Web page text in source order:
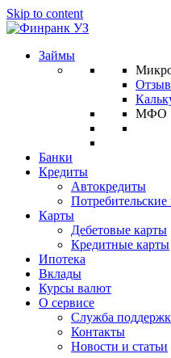
Skip to content
Займы
МФО
Банки
Кредиты
Автокредиты
Карты
Дебетовые карты
Кредитные карты
Ипотека
Вклады
Курсы валют
О сервисе
Служба
Контакты
Новости и статьи